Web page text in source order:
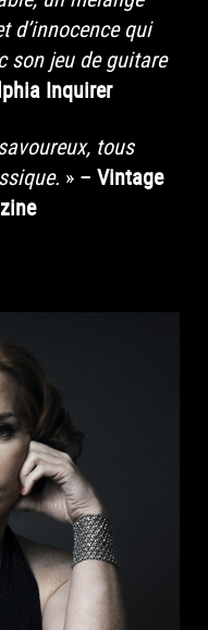
d’innocence qui
son jeu de guitare
Inquirer
tous
» – Vintage